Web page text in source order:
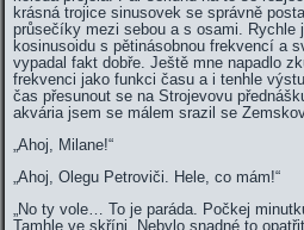
krásná trojice sinusovek se správně
průsečíky mezi sebou a s osami. Rychle
kosinusoidu s pětinásobnou frekvencí a
vypadal fakt dobře. Ještě mne napadlo
frekvenci jako funkci času a i tenhle
čas přesunout se na Strojevovu
akvária jsem se málem srazil se
„Ahoj, Milane!“
„Ahoj, Olegu Petroviči. Hele, co mám!“
„No ty vole… To je paráda. Počkej
Tamhle ve skříni. Nebylo snadné to